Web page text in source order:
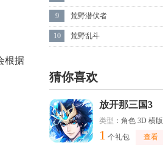
根据
9 荒野潜伏者
10 荒野乱斗
猜你喜欢
放开那三国3
类型 ：角色 3D 横版
1 个礼包 查看